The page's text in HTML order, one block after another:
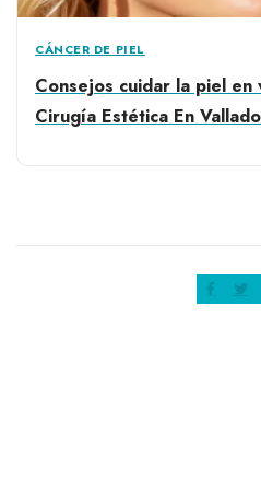
CÁNCER DE PIEL
Consejos cuidar la piel en
Cirugía Estética En